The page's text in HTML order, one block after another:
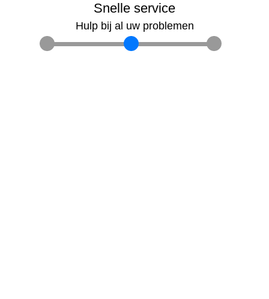
Snelle service
Hulp bij al uw problemen